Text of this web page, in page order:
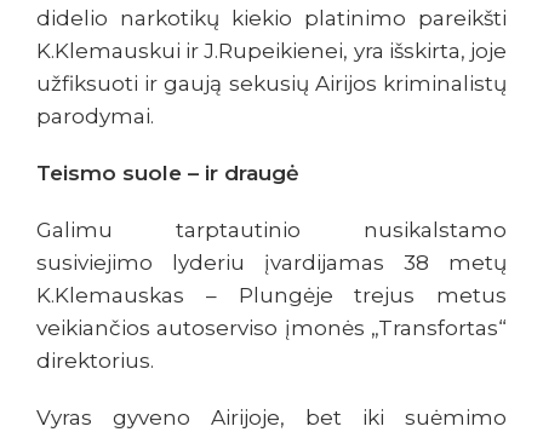
didelio narkotikų kiekio platinimo pareikšti
K.Klemauskui ir J.Rupeikienei, yra išskirta, joje
užfiksuoti ir gaują sekusių Airijos kriminalistų
parodymai.
Teismo suole – ir draugė
Galimu tarptautinio nusikalstamo
susiviejimo lyderiu įvardijamas 38 metų
K.Klemauskas – Plungėje trejus metus
veikiančios autoserviso įmonės „Transfortas“
direktorius.
Vyras gyveno Airijoje, bet iki suėmimo